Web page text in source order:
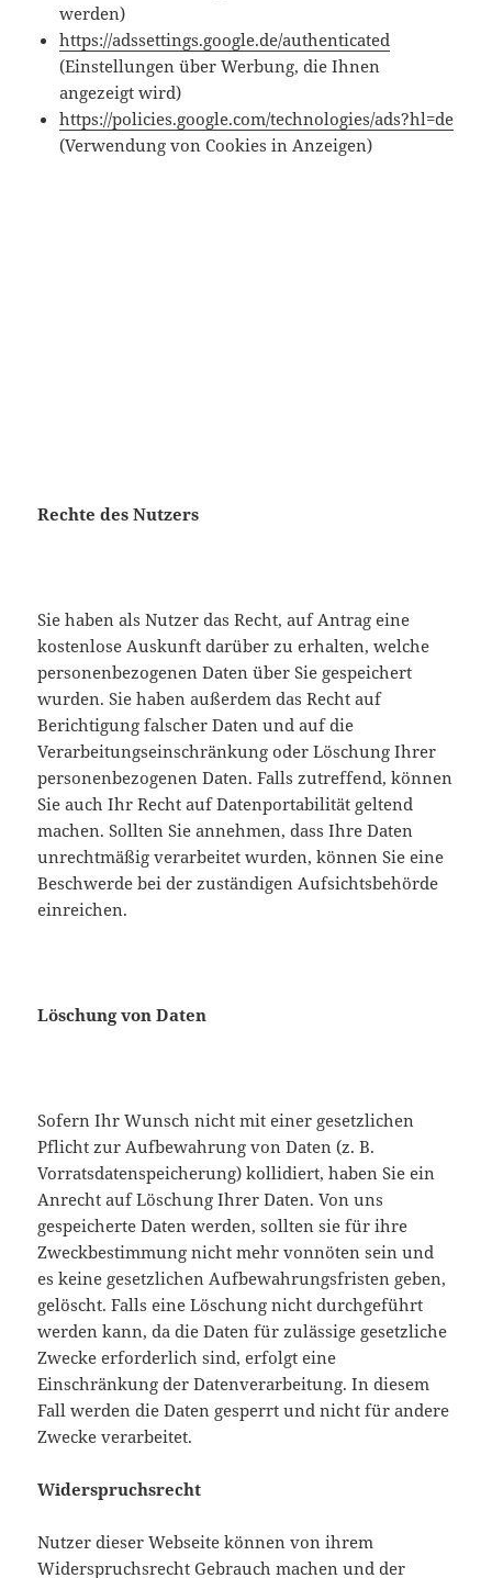
werden)
https://adssettings.google.de/authenticated
(Einstellungen über Werbung, die Ihnen
angezeigt wird)
https://policies.google.com/technologies/ads?hl=de
(Verwendung von Cookies in Anzeigen)
Rechte des Nutzers
Sie haben als Nutzer das Recht, auf Antrag eine
kostenlose Auskunft darüber zu erhalten, welche
personenbezogenen Daten über Sie gespeichert
wurden. Sie haben außerdem das Recht auf
Berichtigung falscher Daten und auf die
Verarbeitungseinschränkung oder Löschung Ihrer
personenbezogenen Daten. Falls zutreffend, können
Sie auch Ihr Recht auf Datenportabilität geltend
machen. Sollten Sie annehmen, dass Ihre Daten
unrechtmäßig verarbeitet wurden, können Sie eine
Beschwerde bei der zuständigen Aufsichtsbehörde
einreichen.
Löschung von Daten
Sofern Ihr Wunsch nicht mit einer gesetzlichen
Pflicht zur Aufbewahrung von Daten (z. B.
Vorratsdatenspeicherung) kollidiert, haben Sie ein
Anrecht auf Löschung Ihrer Daten. Von uns
gespeicherte Daten werden, sollten sie für ihre
Zweckbestimmung nicht mehr vonnöten sein und
es keine gesetzlichen Aufbewahrungsfristen geben,
gelöscht. Falls eine Löschung nicht durchgeführt
werden kann, da die Daten für zulässige gesetzliche
Zwecke erforderlich sind, erfolgt eine
Einschränkung der Datenverarbeitung. In diesem
Fall werden die Daten gesperrt und nicht für andere
Zwecke verarbeitet.
Widerspruchsrecht
Nutzer dieser Webseite können von ihrem
Widerspruchsrecht Gebrauch machen und der